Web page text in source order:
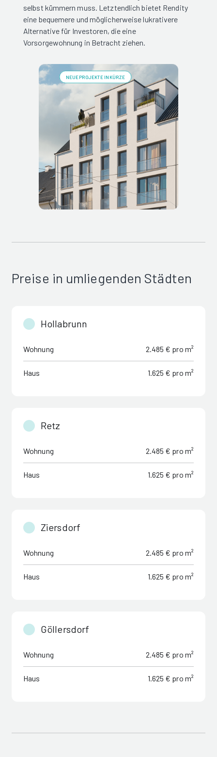
selbst kümmern muss. Letztendlich bietet Rendity
eine bequemere und möglicherweise lukrativere
Alternative für Investoren, die eine
Vorsorgewohnung in Betracht ziehen.
NEUE PROJEKTE IN KÜRZE
Preise in umliegenden Städten
Hollabrunn
Wohnung 2.485 € pro m²
Haus 1.625 € pro m²
Retz
Wohnung 2.485 € pro m²
Haus 1.625 € pro m²
Ziersdorf
Wohnung 2.485 € pro m²
Haus 1.625 € pro m²
Göllersdorf
Wohnung 2.485 € pro m²
Haus 1.625 € pro m²